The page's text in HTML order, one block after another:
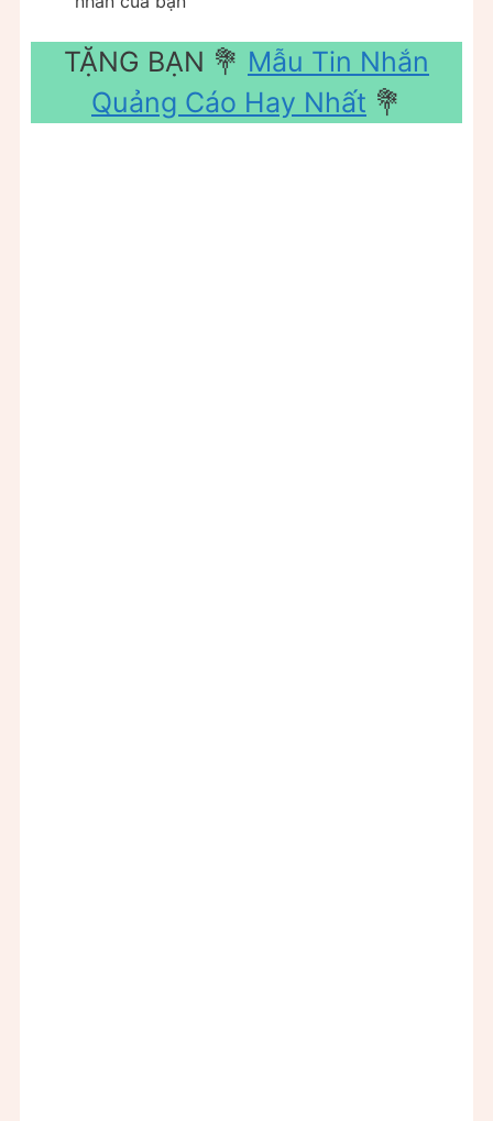
TẶNG BẠN 💐 Mẫu Tin Nhắn
Quảng Cáo Hay Nhất 💐